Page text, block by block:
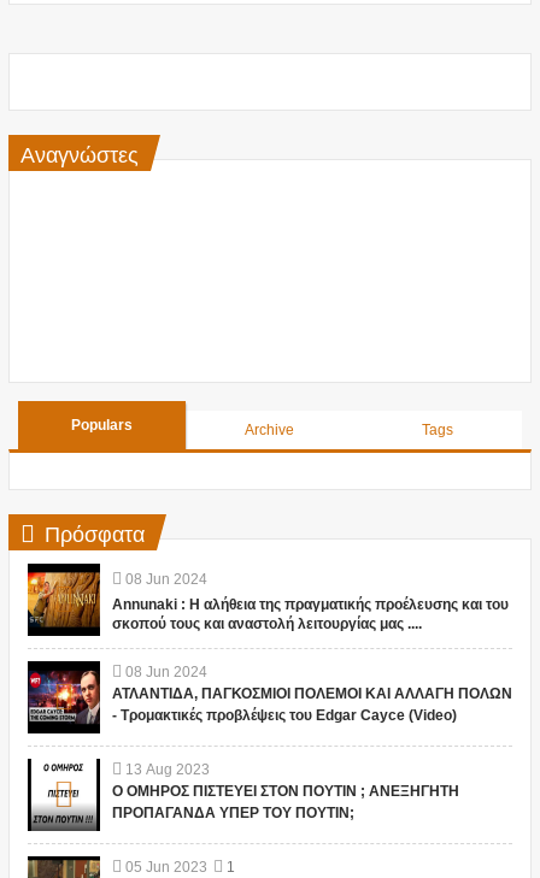
Αναγνώστες
Populars Archive Tags
Πρόσφατα
08 Jun 2024
Annunaki : Η αλήθεια της πραγματικής προέλευσης και του
σκοπού τους και αναστολή λειτουργίας μας ....
08 Jun 2024
ΑΤΛΑΝΤΙΔΑ, ΠΑΓΚΟΣΜΙΟΙ ΠΟΛΕΜΟΙ ΚΑΙ ΑΛΛΑΓΗ ΠΟΛΩΝ
- Τρομακτικές προβλέψεις του Edgar Cayce (Video)
13 Aug 2023
Ο ΟΜΗΡΟΣ ΠΙΣΤΕΥΕΙ ΣΤΟΝ ΠΟΥΤΙΝ ; ΑΝΕΞΗΓΗΤΗ
ΠΡΟΠΑΓΑΝΔΑ ΥΠΕΡ ΤΟΥ ΠΟΥΤΙΝ;
05 Jun 2023
1